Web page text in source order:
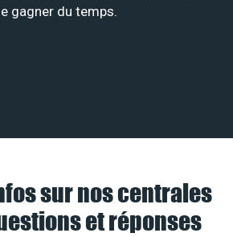
gagner du temps.
sur nos centrales
et réponses